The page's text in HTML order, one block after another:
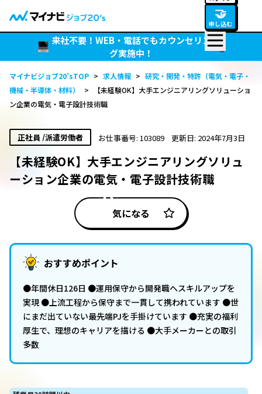
🤝
申し込む
来社不要！WEB・電話でもカウンセリン
グ実施中！
マイナビジョブ20’sTOP > 求人情報 > 研究・開発・特許（電気・電子・
機械・半導体・材料）
>
【未経験OK】大手エンジニアリングソリューショ
ン企業の電気・電子設計技術職
正社員 /派遣労働者 お仕事番号: 103089 更新日: 2024年7月3日
【未経験OK】大手エンジニアリングソリュ
ーション企業の電気・電子設計技術職
気になる
おすすめポイント
●年間休日126日 ●運用保守から開発職へスキルアップを
実現 ●上流工程から保守まで一貫して携われています ●世
にまだ出ていない最先端PJを手掛けています ●充実の福利
厚生で、理想のキャリアを描ける ●大手メーカーとの取引
多数